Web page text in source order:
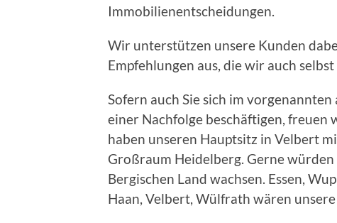
Immobilienentscheidungen.
Wir unterstützen unsere Kunden
Empfehlungen aus, die wir auch
Sofern auch Sie sich im
einer Nachfolge beschäftigen, freuen
haben unseren Hauptsitz in Velbert
Großraum Heidelberg. Gerne
Bergischen Land wachsen. Essen,
Haan, Velbert, Wülfrath wären